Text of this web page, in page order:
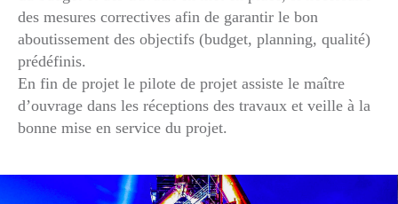
des mesures correctives afin de garantir le bon
aboutissement des objectifs (budget, planning, qualité)
prédéfinis.
En fin de projet le pilote de projet assiste le maître
d’ouvrage dans les réceptions des travaux et veille à la
bonne mise en service du projet.